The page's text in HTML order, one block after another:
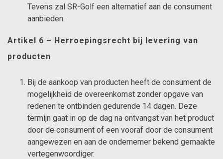
Tevens zal SR-Golf een alternatief aan de consument
aanbieden.
Artikel 6 – Herroepingsrecht bij levering van
producten
Bij de aankoop van producten heeft de consument de
mogelijkheid de overeenkomst zonder opgave van
redenen te ontbinden gedurende 14 dagen. Deze
termijn gaat in op de dag na ontvangst van het product
door de consument of een vooraf door de consument
aangewezen en aan de ondernemer bekend gemaakte
vertegenwoordiger.